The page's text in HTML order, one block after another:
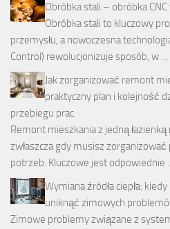
Obróbka stali – obróbka
Obróbka stali to kluczowy
przemysłu, a nowoczesna
Control) rewolucjonizuje sposób, w …
Jak zorganizować remont
praktyczny plan i kolejność
przebiegu prac
Remont mieszkania z jedną
zwłaszcza gdy musisz
potrzeb. Kluczowe jest odpowiednie
Wymiana źródła ciepła:
uniknąć zimowych
Zimowe problemy związane z